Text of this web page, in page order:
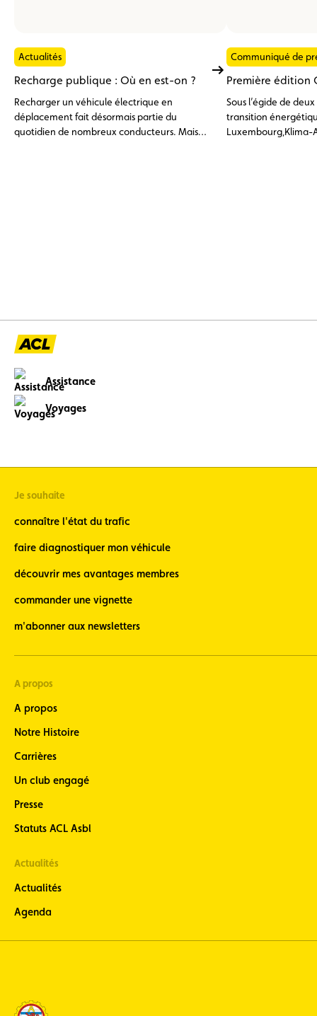
Actualités
Recharge publique : Où en est-on ?
Recharger un véhicule électrique en
déplacement fait désormais partie du
quotidien de nombreux conducteurs. Mais
Communiqué de
Première édition
Sous l’égide de
transition
Luxembourg,Klima-
Assistance
Voyages
Je souhaite
connaître l'état du trafic
faire diagnostiquer mon véhicule
découvrir mes avantages membres
commander une vignette
m'abonner aux newsletters
A propos
A propos
Notre Histoire
Carrières
Un club engagé
Presse
Statuts ACL Asbl
Actualités
Actualités
Agenda